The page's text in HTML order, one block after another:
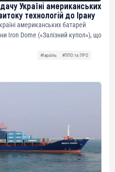
Україні американських
технологій до Ірану
американських батарей
Iron Dome («Залізний купол»), що
#Ізраїль
#ППО та ПРО